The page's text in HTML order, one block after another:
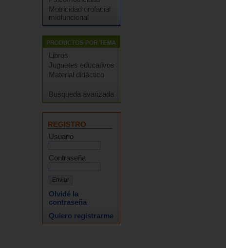
Motricidad orofacial
miofuncional
Libros
Juguetes educativos
Material didáctico
Busqueda avanzada
REGISTRO
Usuario
Contraseña
Olvidé la
contraseña
Quiero registrarme